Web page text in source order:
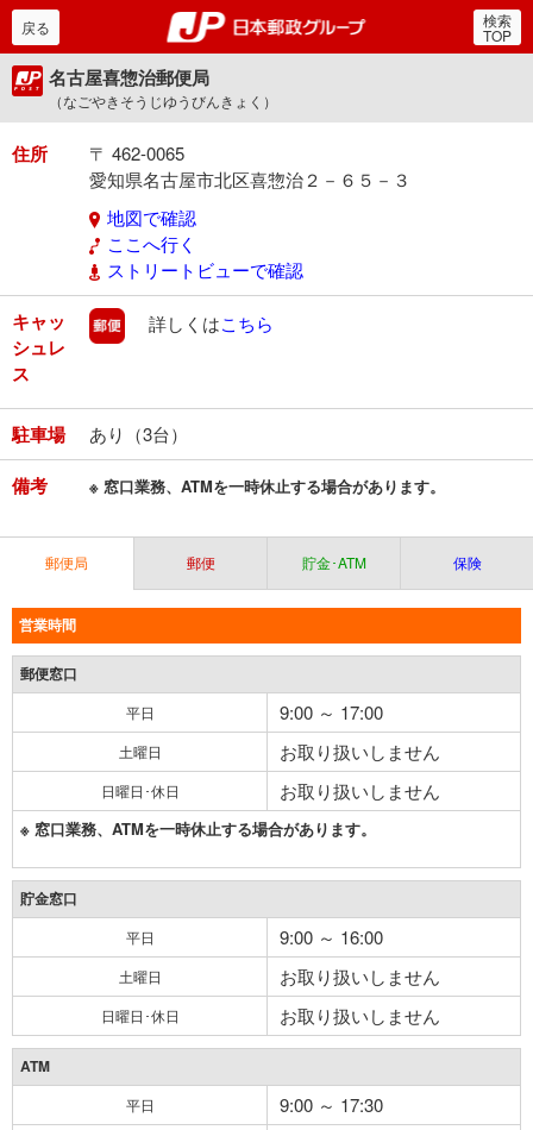
郵便局・日本郵政グルー
戻る 検索
TOP
名古屋喜惣治郵便局
（なごやきそうじゆうびんきょく）
住所
〒 462-0065
愛知県名古屋市北区喜惣治２－６５－３
地図で確認
ここへ行く
ストリートビューで確認
キャッ
シュレ
ス
郵便
詳しくはこちら
駐車場 あり（3台）
備考 ※ 窓口業務、ATMを一時休止する場合があります。
郵便局 郵便 貯金･ATM 保険
営業時間
郵便窓口
平日 9:00 ～ 17:00
土曜日 お取り扱いしません
日曜日･休日 お取り扱いしません
※ 窓口業務、ATMを一時休止する場合があります。
貯金窓口
平日 9:00 ～ 16:00
土曜日 お取り扱いしません
日曜日･休日 お取り扱いしません
ATM
平日 9:00 ～ 17:30